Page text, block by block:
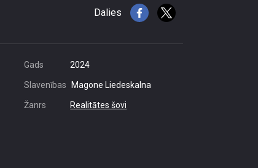
Dalies
Gads 2024
Slavenības Magone Liedeskalna
Žanrs Realitātes šovi